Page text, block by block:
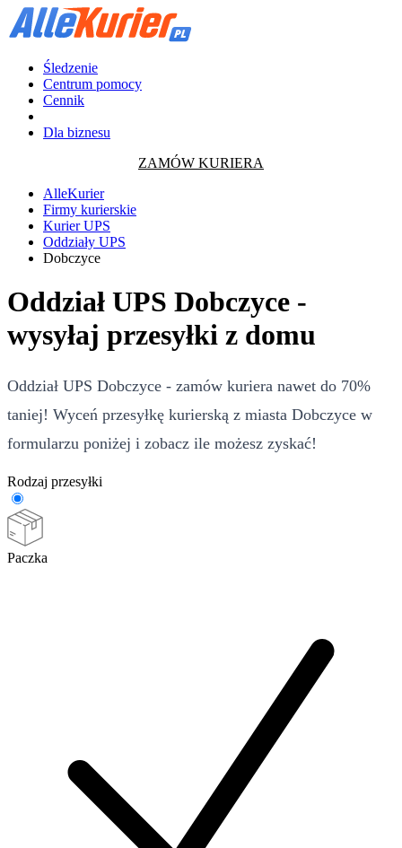
Śledzenie
Centrum pomocy
Cennik
Dla biznesu
ZAMÓW KURIERA
AlleKurier
Firmy kurierskie
Kurier UPS
Oddziały UPS
Dobczyce
Oddział UPS Dobczyce -
wysyłaj przesyłki z domu
Oddział UPS Dobczyce - zamów kuriera nawet do 70%
taniej! Wyceń przesyłkę kurierską z miasta Dobczyce w
formularzu poniżej i zobacz ile możesz zyskać!
Rodzaj przesyłki
Paczka